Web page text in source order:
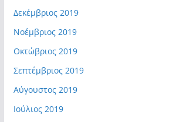
Δεκέμβριος 2019
Νοέμβριος 2019
Οκτώβριος 2019
Σεπτέμβριος 2019
Αύγουστος 2019
Ιούλιος 2019